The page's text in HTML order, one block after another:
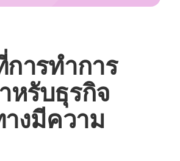
การทำการ
หรับธุรกิจ
างมีความ